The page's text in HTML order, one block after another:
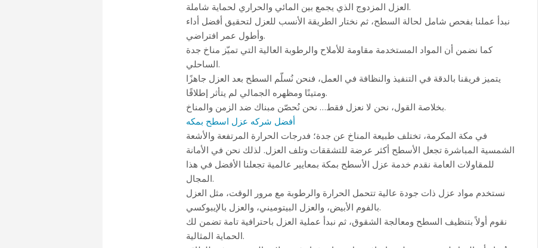
العزل المزدوج الذي يجمع بين المائي والحراري لحماية شاملة.
نبدأ عملنا بفحص شامل لحالة السطح، ثم نختار الطريقة الأنسب للعزل لتحقيق أفضل أداء
وأطول عمر افتراضي.
كما نضمن أن المواد المستخدمة مقاومة للأملاح والرطوبة العالية التي تميّز مناخ جدة
الساحلي.
يتميز فريقنا بالدقة في التنفيذ والنظافة في العمل، فنحن نُسلّم السطح بعد العزل جاهزًا
ومتينًا ومظهره الجمالي لم يتأثر إطلاقًا.
بخلاصة القول، نحن لا نعزل فقط… نحن نُحصّن مبناك ضد الزمن والمناخ.
أفضل شركه عزل اسطح بمكه
في مكة المكرمة، تختلف طبيعة المناخ عن جدة؛ فدرجات الحرارة المرتفعة والأشعة
الشمسية المباشرة تجعل الأسطح أكثر عرضة للتشققات وتلف العزل. لذلك نحن في الأمانة
للمقاولات العامة نقدم خدمة عزل الأسطح بمكة بمعايير عالمية تجعلنا الأفضل في هذا
المجال.
نستخدم مواد عزل ذات جودة عالية تتحمل الحرارة والرطوبة مع مرور الوقت، مثل العزل
بالفوم الأبيض، والعزل البيتوميني، والعزل بالإيبوكسي.
نقوم أولاً بتنظيف السطح ومعالجة الشقوق، ثم نبدأ عملية العزل باحترافية تامة تضمن لك
الحماية المثالية.